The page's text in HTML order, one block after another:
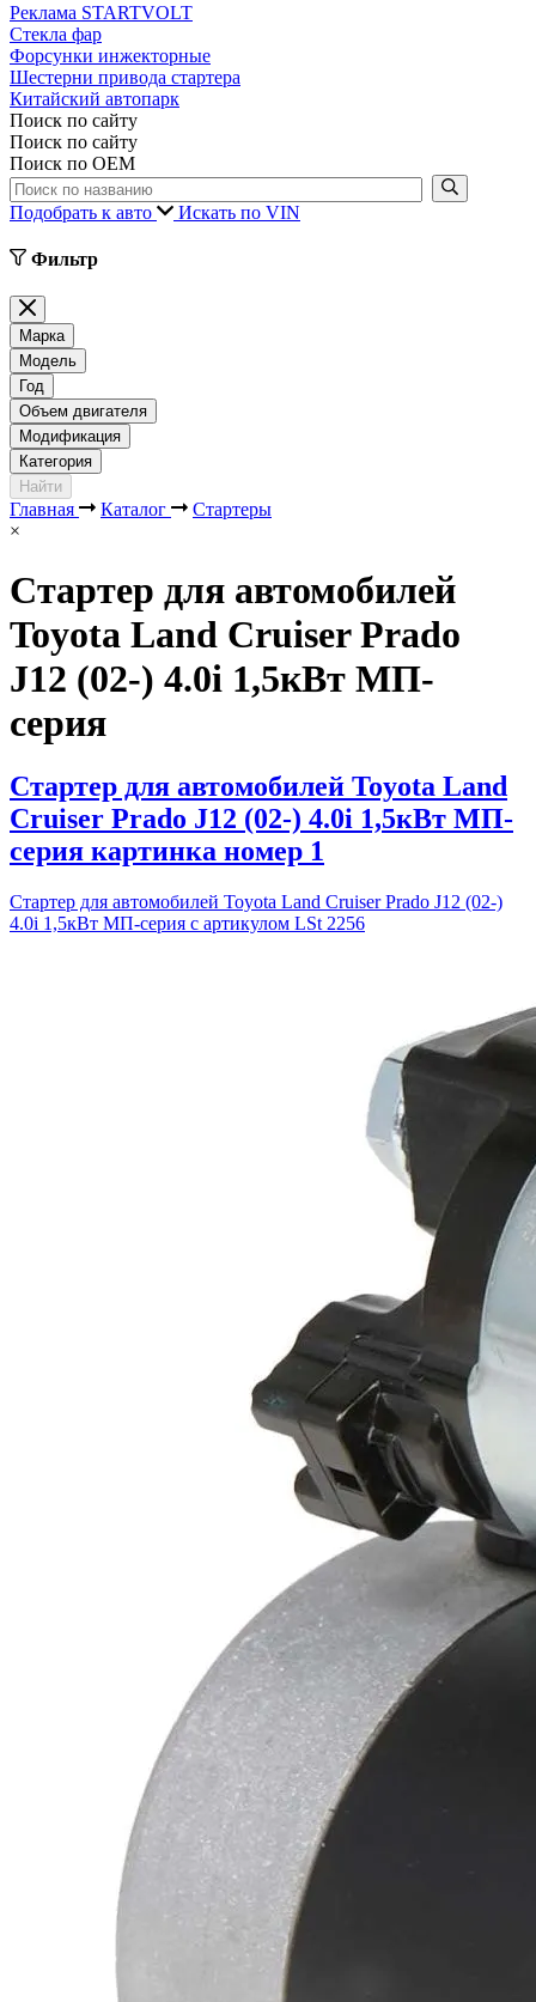
Реклама STARTVOLT
Стекла фар
Форсунки инжекторные
Шестерни привода стартера
Китайский автопарк
Поиск по сайту
Поиск по сайту
Поиск по ОЕМ
Подобрать к авто Искать по VIN
Фильтр
Марка
Модель
Год
Объем двигателя
Модификация
Категория
Найти
Главная Каталог
Стартеры
×
Стартер для автомобилей
Toyota Land Cruiser Prado
J12 (02-) 4.0i 1,5кВт МП-
серия
Стартер для автомобилей Toyota Land
Cruiser Prado J12 (02-) 4.0i 1,5кВт МП-
серия картинка номер 1
Стартер для автомобилей Toyota Land Cruiser Prado J12 (02-)
4.0i 1,5кВт МП-серия с артикулом LSt 2256